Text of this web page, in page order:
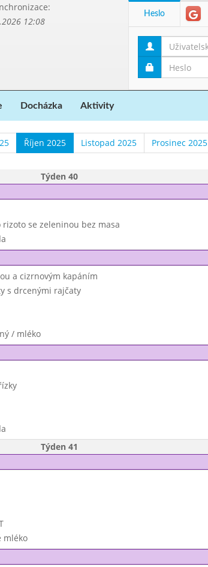
12:08
Heslo
Docházka Aktivity
Říjen 2025 Listopad 2025 Prosinec 2025
Týden 40
se zeleninou bez masa
a cizrnovým kapáním
s drcenými rajčaty
/ mléko
Týden 41
mléko